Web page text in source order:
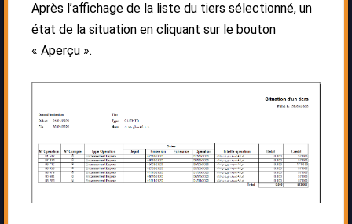
Après l’affichage de la liste du tiers sélectionné, un
état de la situation en cliquant sur le bouton
« Aperçu ».